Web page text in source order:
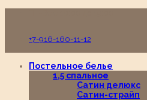
+7-916-160-11-12
Постельное белье
1,5 спальное
Сатин делюкс
Сатин-страйп